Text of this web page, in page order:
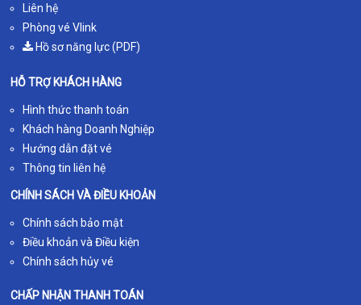
Liên hệ
Phòng vé Vlink
Hồ sơ năng lực (PDF)
HỖ TRỢ KHÁCH HÀNG
Hình thức thanh toán
Khách hàng Doanh Nghiệp
Hướng dẫn đặt vé
Thông tin liên hệ
CHÍNH SÁCH VÀ ĐIỀU KHOẢN
Chính sách bảo mật
Điều khoản và Điều kiện
Chính sách hủy vé
CHẤP NHẬN THANH TOÁN